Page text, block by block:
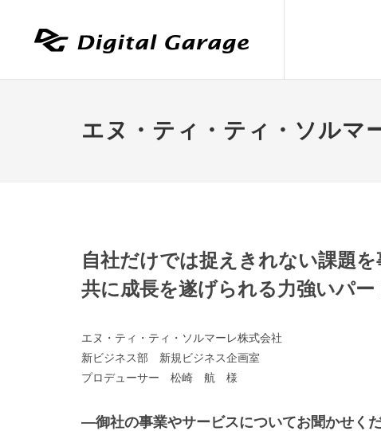
エヌ・ティ・ティ・ソルマ
自社だけでは捉えきれない課題
共に成長を遂げられる力強いパ
エヌ・ティ・ティ・ソルマーレ株式会社
新ビジネス部 新規ビジネス企画室
プロデューサー 松崎 航 様
―御社の事業やサービスについてお聞かせく